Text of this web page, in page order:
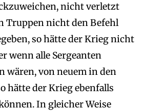
nicht verletzt
Truppen nicht den Befehl
so hätte der Krieg nicht
wenn alle Sergeanten
wären, von neuem in den
hätte der Krieg ebenfalls
In gleicher Weise